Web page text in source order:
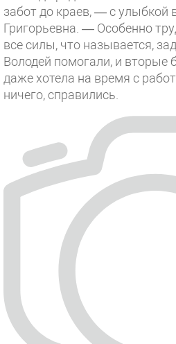
забот до краев, — с улыбкой
Григорьевна. — Особенно
все силы, что называется,
Володей помогали, и вторые
даже хотела на время с
ничего, справились.